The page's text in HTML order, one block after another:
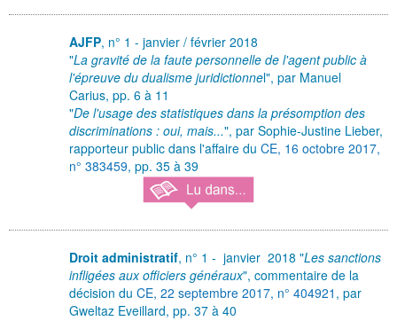
AJFP, n° 1 - janvier / février 2018
"La gravité de la faute personnelle de l'agent public à
l'épreuve du dualisme juridictionnel", par Manuel
Carius, pp. 6 à 11
"De l'usage des statistiques dans la présomption des
discriminations : oui, mais...", par Sophie-Justine Lieber,
rapporteur public dans l'affaire du CE, 16 octobre 2017,
n° 383459, pp. 35 à 39
Droit administratif, n° 1 - janvier 2018 "Les sanctions
infligées aux officiers généraux", commentaire de la
décision du CE, 22 septembre 2017, n° 404921 , par
Gweltaz Eveillard, pp. 37 à 40